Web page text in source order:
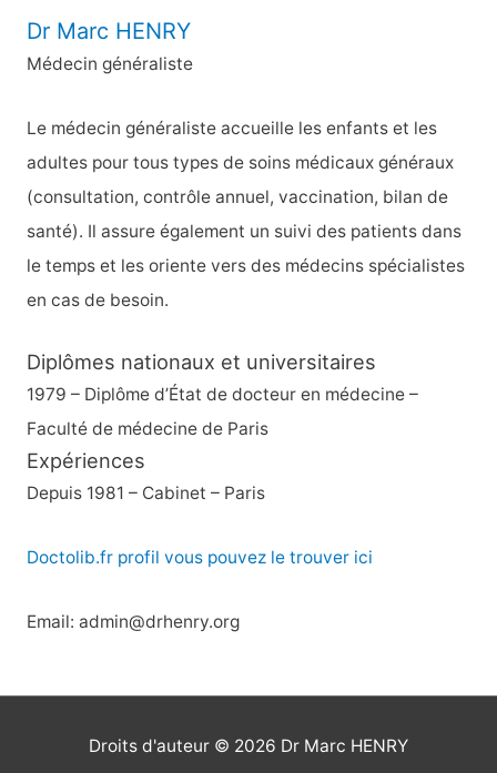
Dr Marc HENRY
Médecin généraliste
Le médecin généraliste accueille les enfants et les
adultes pour tous types de soins médicaux généraux
(consultation, contrôle annuel, vaccination, bilan de
santé). Il assure également un suivi des patients dans
le temps et les oriente vers des médecins spécialistes
en cas de besoin.
Diplômes nationaux et universitaires
1979 – Diplôme d’État de docteur en médecine –
Faculté de médecine de Paris
Expériences
Depuis 1981 – Cabinet – Paris
Doctolib.fr profil vous pouvez le trouver ici
Email: admin@drhenry.org
Droits d'auteur © 2026 Dr Marc HENRY